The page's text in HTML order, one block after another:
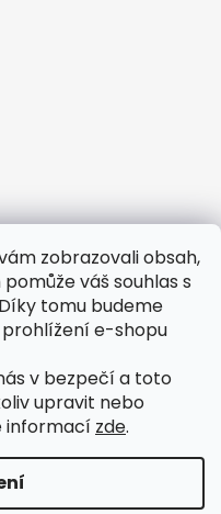
zobrazovali obsah,
váš souhlas s
tomu budeme
e-shopu
v bezpečí a toto
upravit nebo
informací zde.
údajů